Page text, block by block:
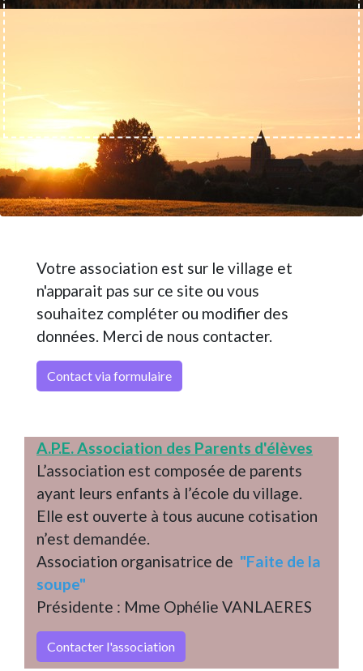
Votre association est sur le village et
n'apparait pas sur ce site ou vous
souhaitez compléter ou modifier des
données. Merci de nous contacter.
Contact via formulaire
A.P.E. Association des Parents d'élèves
L’association est composée de parents
ayant leurs enfants à l’école du village.
Elle est ouverte à tous aucune cotisation
n’est demandée.
Association organisatrice de "Faite de la
soupe"
Présidente : Mme Ophélie VANLAERES
Contacter l'association